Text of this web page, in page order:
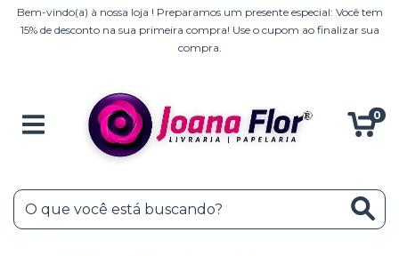
Bem-vindo(a) à nossa loja ! Preparamos um presente especial: Você tem
15% de desconto na sua primeira compra! Use o cupom ao finalizar sua
compra.
0